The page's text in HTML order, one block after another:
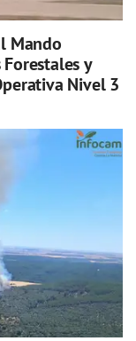
Mando
y
Nivel 3